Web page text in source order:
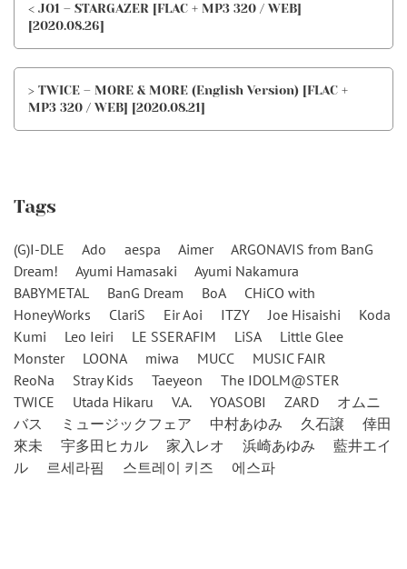
< JO1 – STARGAZER [FLAC + MP3 320 / WEB]
[2020.08.26]
> TWICE – MORE & MORE (English Version) [FLAC +
MP3 320 / WEB] [2020.08.21]
Tags
(G)I-DLE Ado aespa Aimer
ARGONAVIS from BanG
Dream!
Ayumi Hamasaki
Ayumi Nakamura
BABYMETAL
BanG Dream BoA
CHiCO with
HoneyWorks
ClariS Eir Aoi ITZY Joe Hisaishi
Koda
Kumi
Leo Ieiri LE SSERAFIM LiSA
Little Glee
Monster
LOONA miwa MUCC
MUSIC FAIR
ReoNa
Stray Kids Taeyeon
The IDOLM@STER
TWICE
Utada Hikaru V.A. YOASOBI ZARD
オムニ
バス
ミュージックフェア 中村あゆみ 久石譲
倖田
來未
宇多田ヒカル 家入レオ 浜崎あゆみ
藍井エイ
ル
르세라핌 스트레이 키즈 에스파